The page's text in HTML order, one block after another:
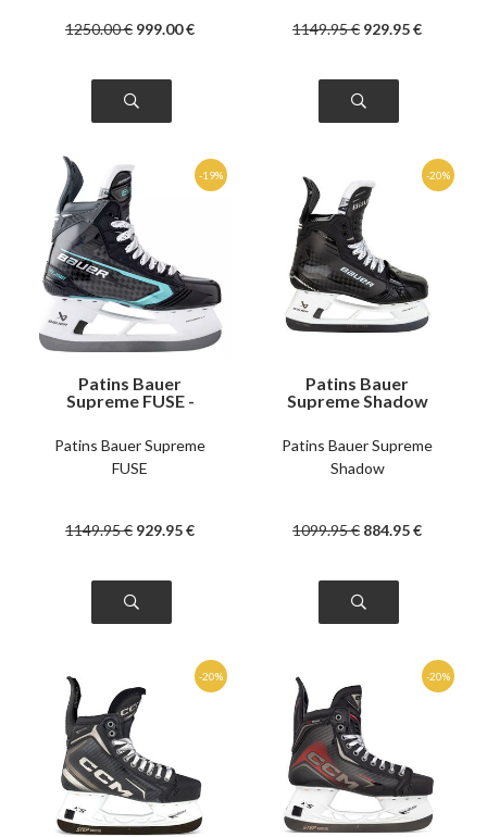
1250.00€ 999.00€ 1149.95€ 929.95€
Patins Bauer
Supreme FUSE -
Patins Bauer Supreme
FUSE
1149.95€ 929.95€
Patins Bauer
Supreme Shadow
Patins Bauer Supreme
Shadow
1099.95€ 884.95€